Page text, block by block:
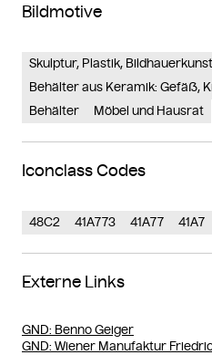
Bildmotive
Skulptur, Plastik, Bildhauerkunst
Behälter aus Keramik: Gefäß,
Behälter
Möbel und Hausrat
Iconclass Codes
48C2 41A773 41A77 41A7
Externe Links
GND: Benno Geiger
GND: Wiener Manufaktur